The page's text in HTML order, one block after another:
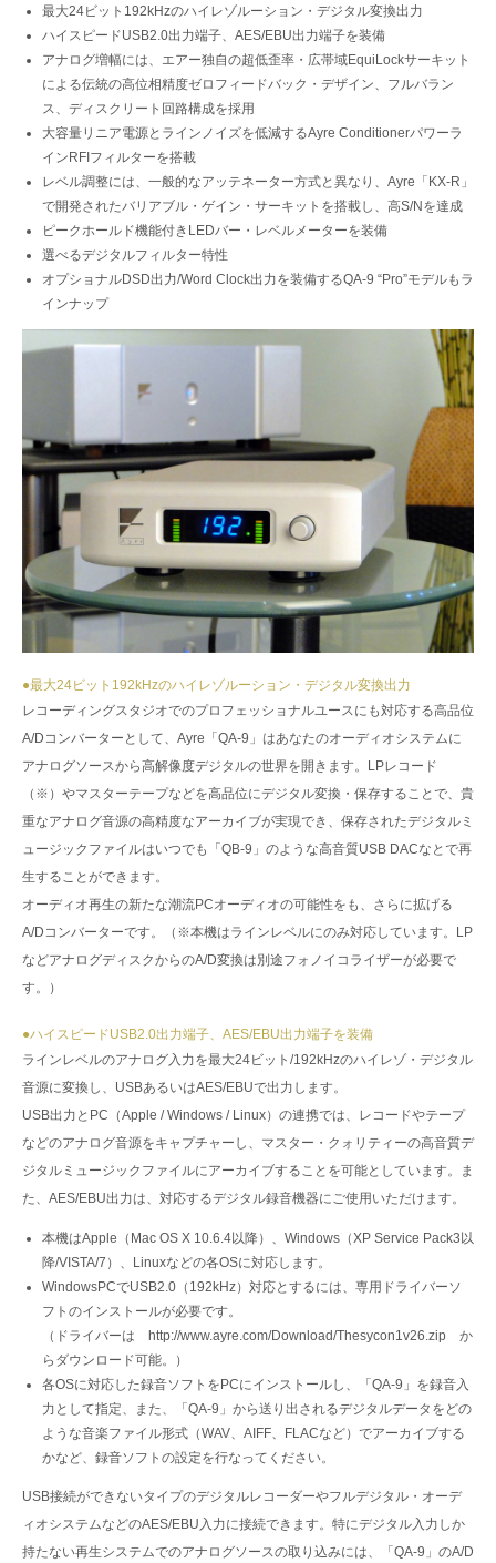
最大24ビット192kHzのハイレゾルーション・デジタル変換出力
ハイスピードUSB2.0出力端子、AES/EBU出力端子を装備
アナログ増幅には、エアー独自の超低歪率・広帯域EquiLockサーキット
による伝統の高位相精度ゼロフィードバック・デザイン、フルバラン
ス、ディスクリート回路構成を採用
大容量リニア電源とラインノイズを低減するAyre Conditionerパワーラ
インRFIフィルターを搭載
レベル調整には、一般的なアッテネーター方式と異なり、Ayre「KX-R」
で開発されたバリアブル・ゲイン・サーキットを搭載し、高S/Nを達成
ピークホールド機能付きLEDバー・レベルメーターを装備
選べるデジタルフィルター特性
オプショナルDSD出力/Word Clock出力を装備するQA-9 “Pro”モデルもラ
インナップ
●最大24ビット192kHzのハイレゾルーション・デジタル変換出力
レコーディングスタジオでのプロフェッショナルユースにも対応する高品位
A/Dコンバーターとして、Ayre「QA-9」はあなたのオーディオシステムに
アナログソースから高解像度デジタルの世界を開きます。LPレコード
（※）やマスターテープなどを高品位にデジタル変換・保存することで、貴
重なアナログ音源の高精度なアーカイブが実現でき、保存されたデジタルミ
ュージックファイルはいつでも「QB-9」のような高音質USB DACなとで再
生することができます。
オーディオ再生の新たな潮流PCオーディオの可能性をも、さらに拡げる
A/Dコンバーターです。（※本機はラインレベルにのみ対応しています。LP
などアナログディスクからのA/D変換は別途フォノイコライザーが必要で
す。）
●ハイスピードUSB2.0出力端子、AES/EBU出力端子を装備
ラインレベルのアナログ入力を最大24ビット/192kHzのハイレゾ・デジタル
音源に変換し、USBあるいはAES/EBUで出力します。
USB出力とPC（Apple / Windows / Linux）の連携では、レコードやテープ
などのアナログ音源をキャプチャーし、マスター・クォリティーの高音質デ
ジタルミュージックファイルにアーカイブすることを可能としています。ま
た、AES/EBU出力は、対応するデジタル録音機器にご使用いただけます。
本機はApple（Mac OS X 10.6.4以降）、Windows（XP Service Pack3以
降/VISTA/7）、Linuxなどの各OSに対応します。
WindowsPCでUSB2.0（192kHz）対応とするには、専用ドライバーソ
フトのインストールが必要です。
（ドライバーは http://www.ayre.com/Download/Thesycon1v26.zip か
らダウンロード可能。）
各OSに対応した録音ソフトをPCにインストールし、「QA-9」を録音入
力として指定、また、「QA-9」から送り出されるデジタルデータをどの
ような音楽ファイル形式（WAV、AIFF、FLACなど）でアーカイブする
かなど、録音ソフトの設定を行なってください。
USB接続ができないタイプのデジタルレコーダーやフルデジタル・オーデ
ィオシステムなどのAES/EBU入力に接続できます。特にデジタル入力しか
持たない再生システムでのアナログソースの取り込みには、「QA-9」のA/D